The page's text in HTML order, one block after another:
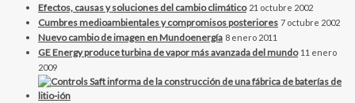
Efectos, causas y soluciones del cambio climático 21 octubre 2002
Cumbres medioambientales y compromisos posteriores 7 octubre 2002
Nuevo cambio de imagen en Mundoenergía 8 enero 2011
GE Energy produce turbina de vapor más avanzada del mundo 11 enero
2009